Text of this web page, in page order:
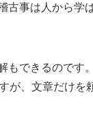
事は人から学
もできるのです
、文章だけを